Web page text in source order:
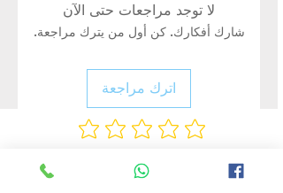
لا توجد مراجعات حتى الآن
شارك أفكارك. كن أول من يترك مراجعة.
اترك مراجعة